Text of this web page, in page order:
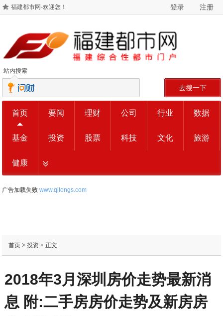
福建都市网-欢迎您！ 登录 注册
站内搜索
去搜一下
首页 要闻 理财 公司 行业 数据
基金 投资 股票 科技 文化 旅游
健康
广告加载失败www.qilongs.com
首页> 投资> 正文
2018年3月深圳房价走势最新消
息 附:二手房房价走势及新房房